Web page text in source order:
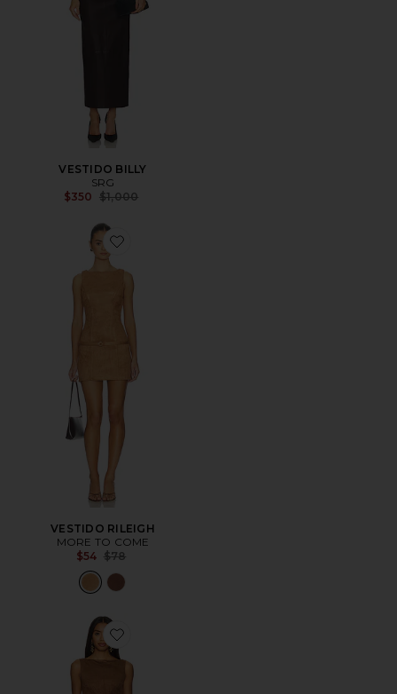
VESTIDO BILLY
SRG
$350 Previous price:
$1,000
Favorite VESTIDO RILEIGH
VESTIDO RILEIGH
MORE TO COME
$54 Previous price:
$78
Favorite VESTIDO MIMI